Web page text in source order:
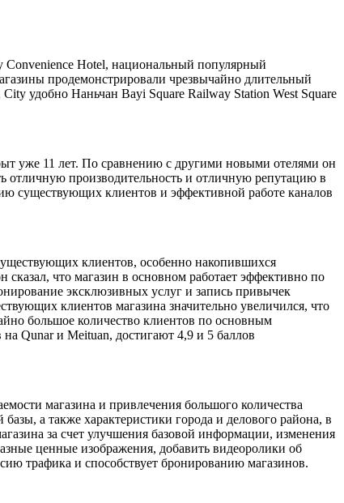
Convenience Hotel, национальный популярный
продемонстрировали чрезвычайно длительный
удобно Наньчан Bayi Square Railway Station West Square
уже 11 лет. По сравнению с другими новыми отелями он
отличную производительность и отличную репутацию в
существующих клиентов и эффективной работе каналов
клиентов, особенно накопившихся
что магазин в основном работает эффективно по
эксклюзивных услуг и запись привычек
клиентов магазина значительно увеличился, что
большое количество клиентов по основным
Qunar и Meituan, достигают 4,9 и 5 баллов
магазина и привлечения большого количества
а также характеристики города и делового района, в
за счет улучшения базовой информации, изменения
ценные изображения, добавить видеоролики об
трафика и способствует бронированию магазинов.